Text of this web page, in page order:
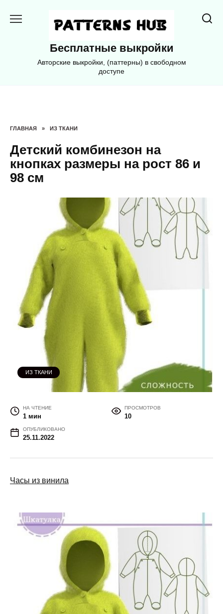
Бесплатные выкройки
Авторские выкройки, (паттерны) в свободном
доступе
ГЛАВНАЯ » ИЗ ТКАНИ
Детский комбинезон на
кнопках размеры на рост 86 и
98 см
ИЗ ТКАНИ
НА ЧТЕНИЕ
1 мин
ПРОСМОТРОВ
10
ОПУБЛИКОВАНО
25.11.2022
Часы из винила